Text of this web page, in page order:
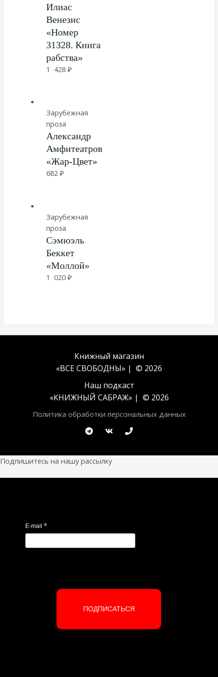
Илиас
Венезис
«Номер
31328. Книга
рабства»
1 428₽
Зарубежная
проза
Александр
Амфитеатров
«Жар-Цвет»
682₽
Зарубежная
проза
Сэмюэль
Беккет
«Моллой»
1 020₽
Книжный магазин
«ВСЕ СВОБОДНЫ» | © 2026
Наш подкаст
«КНИЖНЫЙ САБРАЖ» | © 2026
Политика обработки персональных данных
Подпишитесь на нашу рассылку
E-mail *
ПОДПИСАТЬСЯ